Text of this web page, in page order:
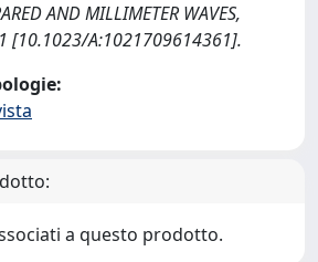
AND MILLIMETER WAVES,
[10.1023/A:1021709614361].
a questo prodotto.